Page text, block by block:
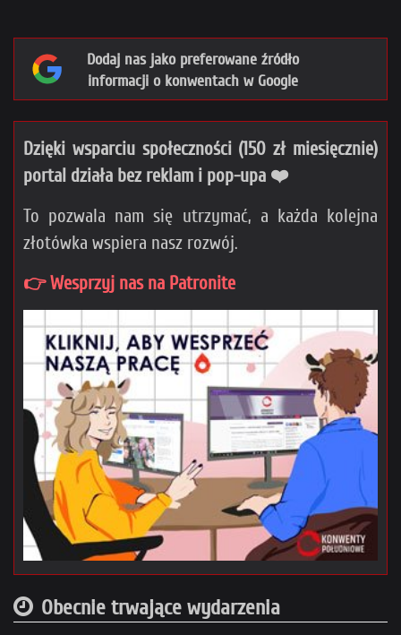
Dodaj nas jako preferowane źródło
informacji o konwentach w Google
Dzięki wsparciu społeczności (150 zł miesięcznie)
portal działa bez reklam i pop-upa ❤️
To pozwala nam się utrzymać, a każda kolejna
złotówka wspiera nasz rozwój.
👉 Wesprzyj nas na Patronite
Obecnie trwające wydarzenia